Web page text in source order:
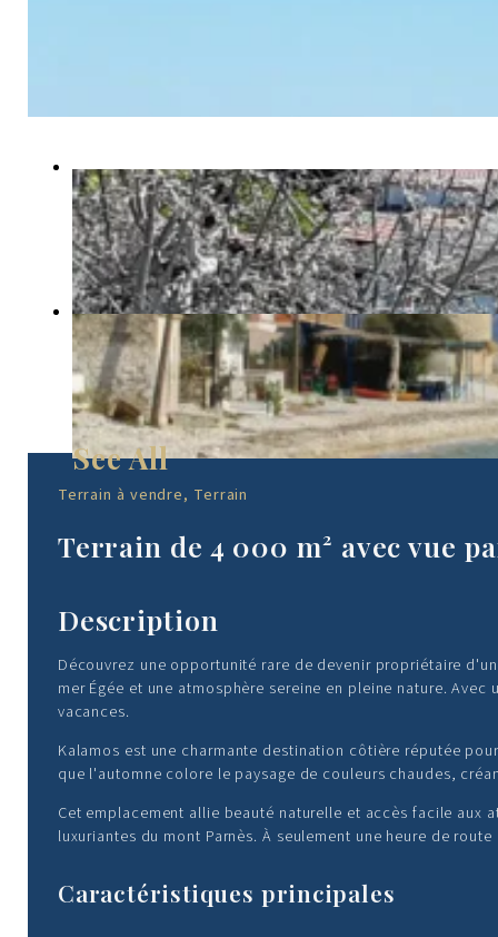
Terrain à vendre, Terrain
Terrain de 4 000 m² avec vue
Description
Découvrez une opportunité rare de devenir propriétaire
mer Égée et une atmosphère sereine en pleine nature.
vacances.
Kalamos est une charmante destination côtière réputée
que l'automne colore le paysage de couleurs chaudes,
Cet emplacement allie beauté naturelle et accès facile
luxuriantes du mont Parnès. À seulement une heure de
Caractéristiques principales